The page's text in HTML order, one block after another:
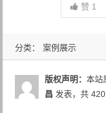
赞 1
分类： 案例展示
版权声明：本站
昌 发表，共 420